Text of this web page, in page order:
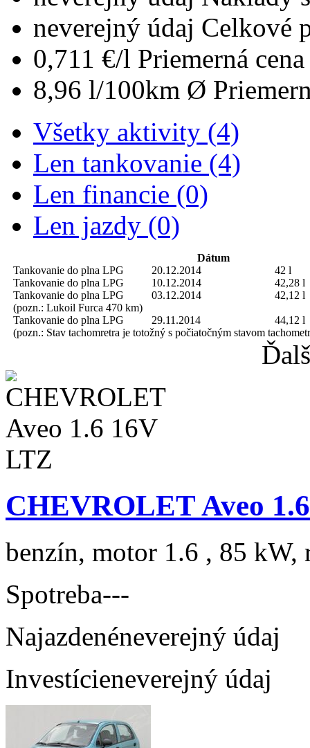
neverejný údaj Celkové
0,711 €/l Priemerná
8,96 l/100km Ø
Všetky aktivity (4)
Len tankovanie (4)
Len financie (0)
Len jazdy (0)
Dátum
Tankovanie do plna LPG 20.12.2014
42 l
Tankovanie do plna LPG 10.12.2014
42,28 l
Tankovanie do plna LPG 03.12.2014
42,12 l
(pozn.: Lukoil Furca 470 km)
Tankovanie do plna LPG 29.11.2014
44,12 l
(pozn.: Stav tachomretra je totožný s počiatočným stavom
CHEVROLET Aveo
benzín, motor 1.6 , 85 kW,
Spotreba---
Najazdenéneverejný údaj
Investícieneverejný údaj